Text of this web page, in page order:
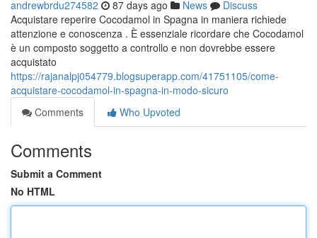
andrewbrdu274582 87 days ago News
Discuss
Acquistare reperire Cocodamol in Spagna in maniera richiede
attenzione e conoscenza . È essenziale ricordare che Cocodamol
è un composto soggetto a controllo e non dovrebbe essere
acquistato
https://rajanalpj054779.blogsuperapp.com/41751105/come-
acquistare-cocodamol-in-spagna-in-modo-sicuro
Comments
Who Upvoted
Comments
Submit a Comment
No HTML